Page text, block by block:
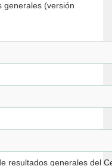
generales (versión
resultados generales del